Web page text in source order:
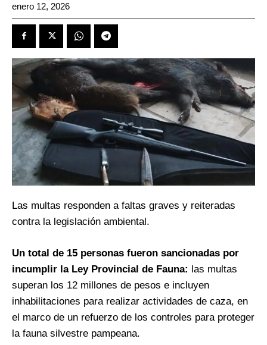
enero 12, 2026
Las multas responden a faltas graves y reiteradas
contra la legislación ambiental.
Un total de 15 personas fueron sancionadas por
incumplir la Ley Provincial de Fauna: las multas
superan los 12 millones de pesos e incluyen
inhabilitaciones para realizar actividades de caza, en
el marco de un refuerzo de los controles para proteger
la fauna silvestre pampeana.